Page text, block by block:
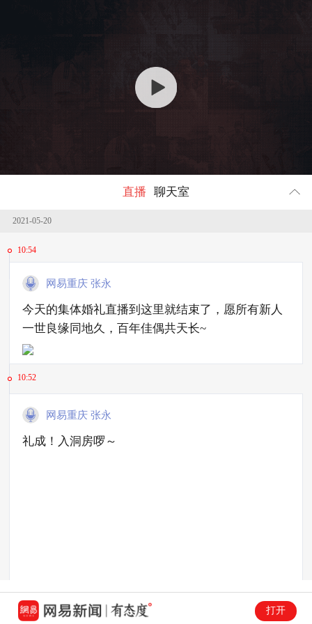
直播 聊天室
2021-05-20
10:54
网易重庆 张永
今天的集体婚礼直播到这里就结束了，愿所有新人
一世良缘同地久，百年佳偶共天长~
10:52
网易重庆 张永
礼成！入洞房啰～
打开